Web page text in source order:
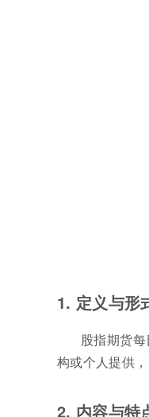
1. 定义与形
股指期货
构或个人提供
2. 内容与特